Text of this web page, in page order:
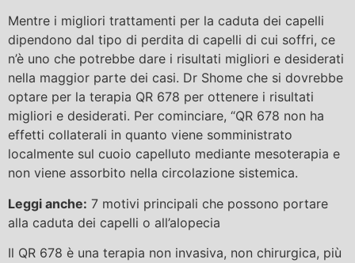
Mentre i migliori trattamenti per la caduta dei capelli
dipendono dal tipo di perdita di capelli di cui soffri, ce
n’è uno che potrebbe dare i risultati migliori e desiderati
nella maggior parte dei casi. Dr Shome che si dovrebbe
optare per la terapia QR 678 per ottenere i risultati
migliori e desiderati. Per cominciare, “QR 678 non ha
effetti collaterali in quanto viene somministrato
localmente sul cuoio capelluto mediante mesoterapia e
non viene assorbito nella circolazione sistemica.
Leggi anche: 7 motivi principali che possono portare
alla caduta dei capelli o all’alopecia
Il QR 678 è una terapia non invasiva, non chirurgica, più